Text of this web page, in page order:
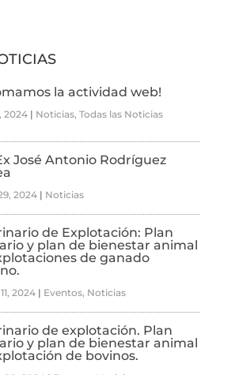
la actividad web!
2024| Noticias, Todas las Noticias
José Antonio Rodríguez
2024| Noticias
de Explotación: Plan
y plan de bienestar animal
de ganado
2024| Eventos, Noticias
de explotación. Plan
y plan de bienestar animal
de bovinos.